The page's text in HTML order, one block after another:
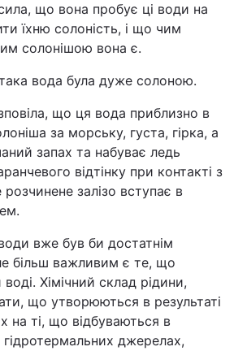
що вона пробує ці води на
їхню солоність, і що чим
солонішою вона є.
вода була дуже солоною.
що ця вода приблизно в
за морську, густа, гірка, а
запах та набуває ледь
відтінку при контакті з
залізо вступає в
вже був би достатнім
більш важливим є те, що
воді. Хімічний склад рідини,
що утворюються в результаті
на ті, що відбуваються в
джерелах,